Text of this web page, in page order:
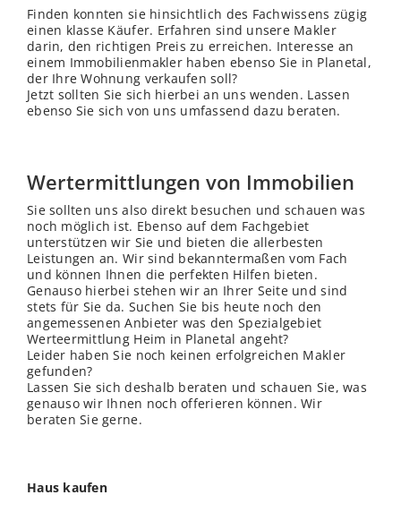
Finden konnten sie hinsichtlich des Fachwissens zügig
einen klasse Käufer. Erfahren sind unsere Makler
darin, den richtigen Preis zu erreichen. Interesse an
einem Immobilienmakler haben ebenso Sie in Planetal,
der Ihre Wohnung verkaufen soll?
Jetzt sollten Sie sich hierbei an uns wenden. Lassen
ebenso Sie sich von uns umfassend dazu beraten.
Wertermittlungen von Immobilien
Sie sollten uns also direkt besuchen und schauen was
noch möglich ist. Ebenso auf dem Fachgebiet
unterstützen wir Sie und bieten die allerbesten
Leistungen an. Wir sind bekanntermaßen vom Fach
und können Ihnen die perfekten Hilfen bieten.
Genauso hierbei stehen wir an Ihrer Seite und sind
stets für Sie da. Suchen Sie bis heute noch den
angemessenen Anbieter was den Spezialgebiet
Werteermittlung Heim in Planetal angeht?
Leider haben Sie noch keinen erfolgreichen Makler
gefunden?
Lassen Sie sich deshalb beraten und schauen Sie, was
genauso wir Ihnen noch offerieren können. Wir
beraten Sie gerne.
Haus kaufen